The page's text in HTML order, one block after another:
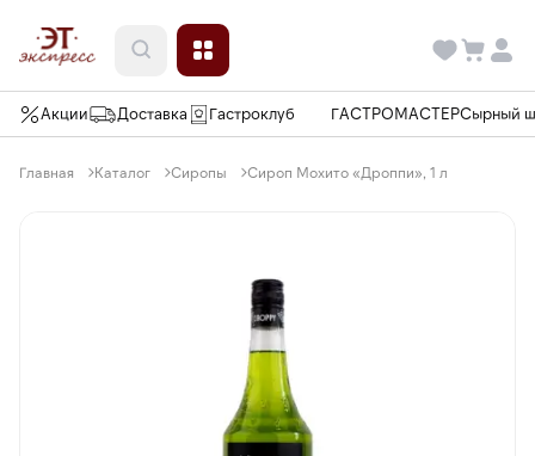
Акции Доставка Гастроклуб ГАСТРОМАСТЕРСырный
Главная Каталог Сиропы Сироп Мохито «Дроппи», 1 л